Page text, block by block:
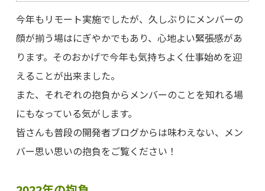
今年もリモート実施でしたが、久しぶりにメンバーの
顔が揃う場はにぎやかでもあり、心地よい緊張感があ
ります。そのおかげで今年も気持ちよく仕事始めを迎
えることが出来ました。
また、それぞれの抱負からメンバーのことを知れる場
にもなっている気がします。
皆さんも普段の開発者ブログからは味わえない、メン
バー思い思いの抱負をご覧ください！